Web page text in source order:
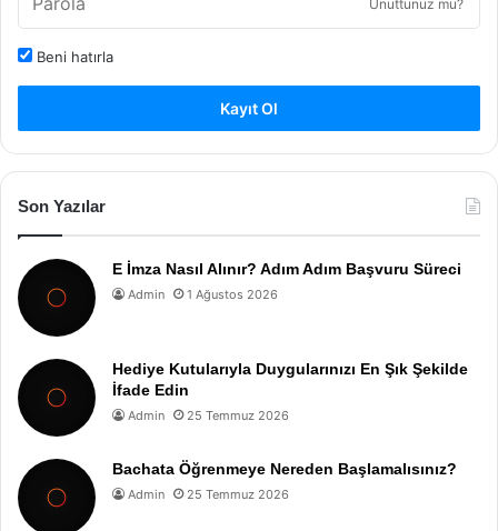
Unuttunuz mu?
Beni hatırla
Kayıt Ol
Son Yazılar
E İmza Nasıl Alınır? Adım Adım Başvuru Süreci
Admin 1 Ağustos 2026
Hediye Kutularıyla Duygularınızı En Şık Şekilde
İfade Edin
Admin 25 Temmuz 2026
Bachata Öğrenmeye Nereden Başlamalısınız?
Admin 25 Temmuz 2026